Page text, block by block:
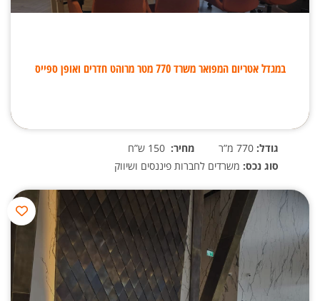
במגדל אטריום המפואר משרד 770 מטר מרוהט חדרים ואופן ספייס
גודל: מחיר:
סוג נכס: משרדים לחברות פיננסים ושיווק